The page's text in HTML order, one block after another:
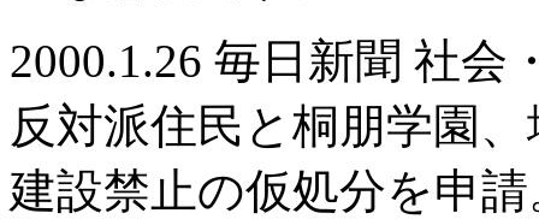
2000.1.26 毎日新聞 社会
反対派住民と桐朋学園
建設禁止の仮処分を申